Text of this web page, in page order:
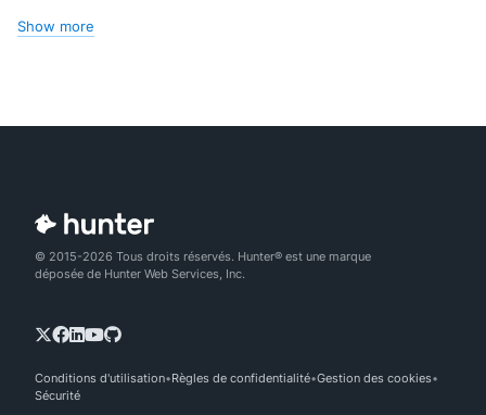
Show more
© 2015-2026 Tous droits réservés. Hunter® est une marque
déposée de Hunter Web Services, Inc.
Conditions d'utilisation Règles de confidentialité Gestion des cookies
Sécurité